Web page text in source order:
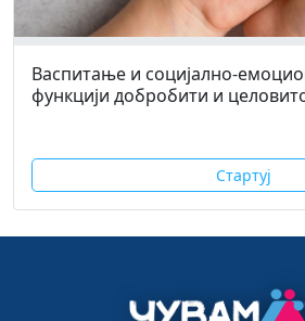
Васпитање и социјално-
функцији добробити и
Стартуј